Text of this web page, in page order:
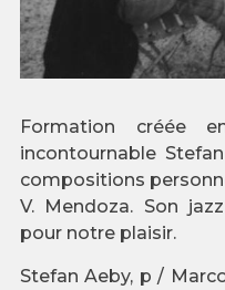
Formation créée
incontournable
compositions
V. Mendoza. Son
pour notre plaisir.
Stefan Aeby, p /